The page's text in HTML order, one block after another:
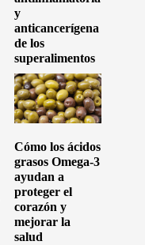
y
anticancerígena
de los
superalimentos
Cómo los ácidos
grasos Omega-3
ayudan a
proteger el
corazón y
mejorar la
salud